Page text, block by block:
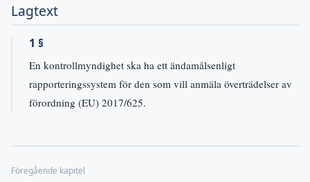
Lagtext
1 §
En kontrollmyndighet ska ha ett ändamålsenligt
rapporteringssystem för den som vill anmäla överträdelser av
förordning (EU) 2017/625.